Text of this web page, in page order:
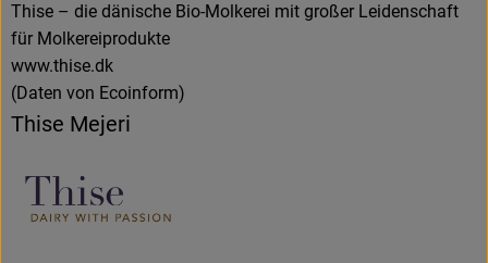
Thise – die dänische Bio-Molkerei mit großer Leidenschaft
für Molkereiprodukte
www.thise.dk
(Daten von Ecoinform)
Thise Mejeri